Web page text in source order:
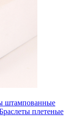
штампованные
плетеные